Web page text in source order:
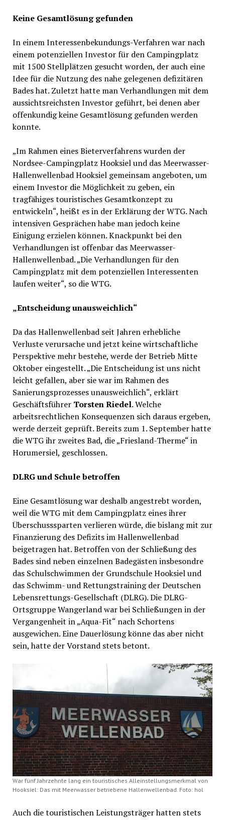
Keine Gesamtlösung gefunden
In einem Interessenbekundungs-Verfahren war nach
einem potenziellen Investor für den Campingplatz
mit 1500 Stellplätzen gesucht worden, der auch eine
Idee für die Nutzung des nahe gelegenen defizitären
Bades hat. Zuletzt hatte man Verhandlungen mit dem
aussichtsreichsten Investor geführt, bei denen aber
offenkundig keine Gesamtlösung gefunden werden
konnte.
„Im Rahmen eines Bieterverfahrens wurden der
Nordsee-Campingplatz Hooksiel und das Meerwasser-
Hallenwellenbad Hooksiel gemeinsam angeboten, um
einem Investor die Möglichkeit zu geben, ein
tragfähiges touristisches Gesamtkonzept zu
entwickeln“, heißt es in der Erklärung der WTG. Nach
intensiven Gesprächen habe man jedoch keine
Einigung erzielen können. Knackpunkt bei den
Verhandlungen ist offenbar das Meerwasser-
Hallenwellenbad. „Die Verhandlungen für den
Campingplatz mit dem potenziellen Interessenten
laufen weiter“, so die WTG.
„Entscheidung unausweichlich“
Da das Hallenwellenbad seit Jahren erhebliche
Verluste verursache und jetzt keine wirtschaftliche
Perspektive mehr bestehe, werde der Betrieb Mitte
Oktober eingestellt. „Die Entscheidung ist uns nicht
leicht gefallen, aber sie war im Rahmen des
Sanierungsprozesses unausweichlich“, erklärt
Geschäftsführer Torsten Riedel. Welche
arbeitsrechtlichen Konsequenzen sich daraus ergeben,
werde derzeit geprüft. Bereits zum 1. September hatte
die WTG ihr zweites Bad, die „Friesland-Therme“ in
Horumersiel, geschlossen.
DLRG und Schule betroffen
Eine Gesamtlösung war deshalb angestrebt worden,
weil die WTG mit dem Campingplatz eines ihrer
Überschusssparten verlieren würde, die bislang mit zur
Finanzierung des Defizits im Hallenwellenbad
beigetragen hat. Betroffen von der Schließung des
Bades sind neben einzelnen Badegästen insbesondre
das Schulschwimmen der Grundschule Hooksiel und
das Schwimm- und Rettungstraining der Deutschen
Lebensrettungs-Gesellschaft (DLRG). Die DLRG-
Ortsgruppe Wangerland war bei Schließungen in der
Vergangenheit in „Aqua-Fit“ nach Schortens
ausgewichen. Eine Dauerlösung könne das aber nicht
sein, hatte der Vorstand stets betont.
War fünf Jahrzehnte lang ein touristisches Alleinstellungsmerkmal von
Hooksiel: Das mit Meerwasser betriebene Hallenwellenbad. Foto: hol
Auch die touristischen Leistungsträger hatten stets